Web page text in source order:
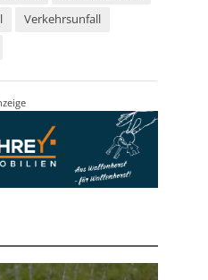
Verkehrsunfall